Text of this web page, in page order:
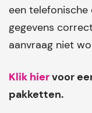
een
gegevens
aanvraag niet
Klik hiervoor
pakketten.